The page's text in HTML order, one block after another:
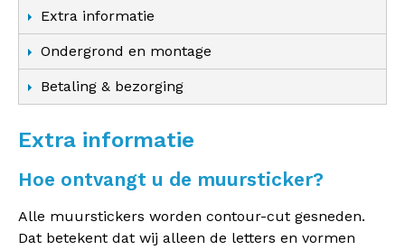
Extra informatie
Ondergrond en montage
Betaling & bezorging
Extra informatie
Hoe ontvangt u de muursticker?
Alle muurstickers worden contour-cut gesneden.
Dat betekent dat wij alleen de letters en vormen